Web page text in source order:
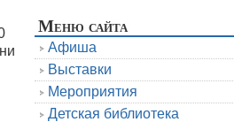
Меню сайта
Афиша
Выставки
Мероприятия
Детская библиотека